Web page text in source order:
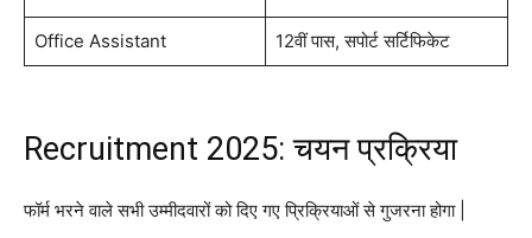
Office Assistant 12वीं पास, सपोर्ट सर्टिफिकेट
Recruitment 2025: चयन प्रक्रिया
फॉर्म भरने वाले सभी उम्मीदवारों को दिए गए प्रिक्रियाओं से गुजरना होगा |